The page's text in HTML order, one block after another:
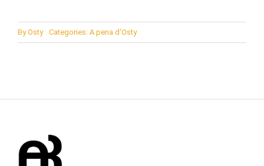
ByOsty Categories: A pena d'Osty